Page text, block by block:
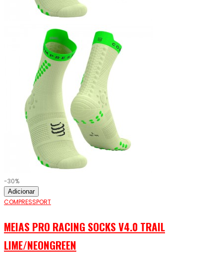
-30%
Adicionar
COMPRESSPORT
MEIAS PRO RACING SOCKS V4.0 TRAIL
LIME/NEONGREEN